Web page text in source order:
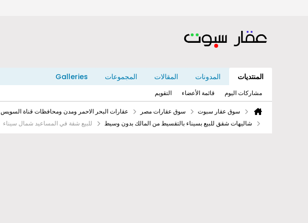
المنتديات المدونات المقالات المجموعات Galleries
مشاركات اليوم قائمة الأعضاء التقويم
سوق عقار سبوت سوق عقارات مصر عقارات البحر الاحمر ومدن ومحافظات قناة السويس
شاليهات شقق للبيع بسيناء بالتقسيط من المالك بدون وسيط
للبيع شقة في المساعيد شمال سيناء